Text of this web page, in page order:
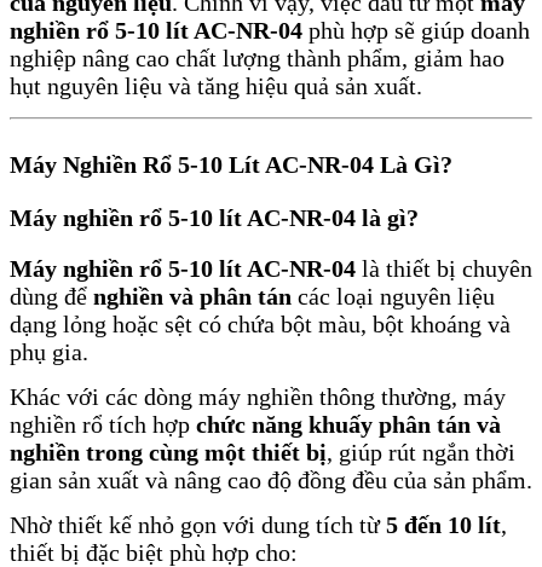
nghiền rổ 5-10 lít AC-NR-04 phù hợp sẽ giúp doanh
nghiệp nâng cao chất lượng thành phẩm, giảm hao
hụt nguyên liệu và tăng hiệu quả sản xuất.
Máy Nghiền Rổ 5-10 Lít AC-NR-04 Là Gì?
Máy nghiền rổ 5-10 lít AC-NR-04 là gì?
Máy nghiền rổ 5-10 lít AC-NR-04 là thiết bị chuyên
dùng để nghiền và phân tán các loại nguyên liệu
dạng lỏng hoặc sệt có chứa bột màu, bột khoáng và
phụ gia.
Khác với các dòng máy nghiền thông thường, máy
nghiền rổ tích hợp chức năng khuấy phân tán và
nghiền trong cùng một thiết bị, giúp rút ngắn thời
gian sản xuất và nâng cao độ đồng đều của sản phẩm.
Nhờ thiết kế nhỏ gọn với dung tích từ5 đến 10 lít,
thiết bị đặc biệt phù hợp cho: